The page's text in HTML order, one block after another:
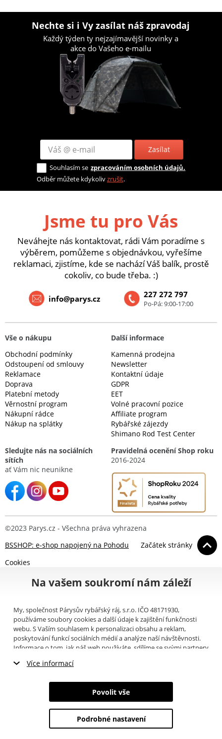
Nechte si i Vy zasílat náš zpravodaj
Každý týden ty nejzajímavější novinky a
akce do Vašeho e-mailu
Zasílat
Souhlasím se zpracováním osobních údajů.
Odběr můžete kdykolivzrušit.
Jsme tu pro Vás
Neváhejte nás kontaktovat, rádi Vám poradíme s
výběrem, pomůžeme s objednávkou, vyřešíme
reklamaci, zjistíme, kde se nachází Váš balík, prostě
cokoliv, co bude třeba. :)
227 272 797
Po-Pá: 9:00-17:00
info@parys.cz
Vše o nákupu
Obchodní podmínky
Odstoupení od smlouvy
Reklamace
Doprava
Platební metody
Věrnostní program
Nákupní rádce
Nákup na splátky
Další informace
Kamenná prodejna
Newsletter
Kontaktní údaje
GDPR
EET
Volné pracovní pozice
Affiliate program
Rybářské zájezdy
Shimano Rod Test Center
Sledujte nás na sociálních
sítích
ať Vám nic neunikne
Pravidelná ocenění Shop roku
2016-2024
©2023 Parys.cz - Všechna práva vyhrazena
BSSHOP: e-shop napojený na Pohodu
Začátek stránky
Cookies
Na vašem soukromí nám záleží
My, společnost Párysův rybářský ráj, s.r.o. IČO 48171930,
používáme soubory cookies a další údaje k zajištění funkčnosti
webu. S Vaším souhlasem k personalizaci obsahu a reklam,
poskytování funkcí sociálních médií a analýze naší návštěvnosti.
Informace o tom, jak náš web používáte, sdílíme se svými partnery
můžete přečíst, jak tyto informace Google používá. Partneři tyto
poskytli nebo které získali v důsledku toho, že používáte jejich
služby. Tyto údaje zahrnují cookies, data z dalších úložišť, IP
adresu a další informace spojené s prohlížením webu. Svůj souhlas
Více informací
Nezbytné cookies
Marketingové cookies
Analytické cookies
Povolit vše
Podrobné nastavení